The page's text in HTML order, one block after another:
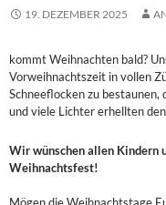
19. DEZEMBER 2025
kommt Weihnachten bald?
Vorweihnachtszeit in vollen
Schneeflocken zu
und viele Lichter erhellten
Wir wünschen allen Kindern
Weihnachtsfest!